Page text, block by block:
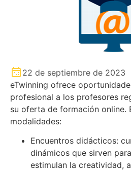
22 de septiembre de 2023
eTwinning ofrece
profesional a los profesores
su oferta de formación online.
modalidades:
Encuentros didácticos:
dinámicos que sirven
estimulan la creatividad,